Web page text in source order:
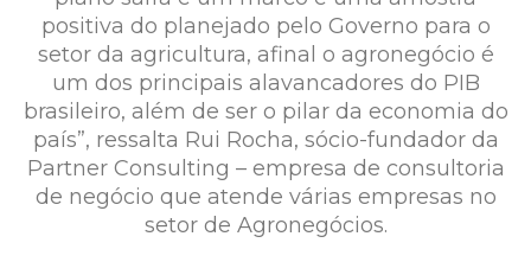
positiva do planejado pelo Governo para o
setor da agricultura, afinal o agronegócio é
um dos principais alavancadores do PIB
brasileiro, além de ser o pilar da economia do
país”, ressalta Rui Rocha, sócio-fundador da
Partner Consulting – empresa de consultoria
de negócio que atende várias empresas no
setor de Agronegócios.